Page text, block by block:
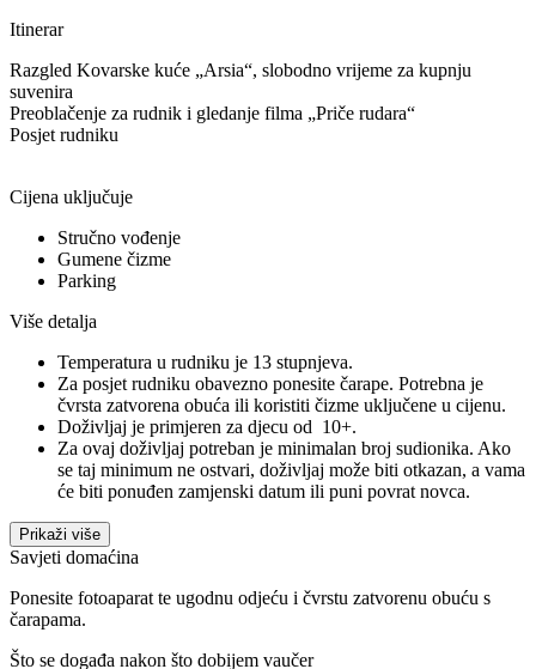
Itinerar
Razgled Kovarske kuće „Arsia“, slobodno vrijeme za kupnju
suvenira
Preoblačenje za rudnik i gledanje filma „Priče rudara“
Posjet rudniku
Cijena uključuje
Stručno vođenje
Gumene čizme
Parking
Više detalja
Temperatura u rudniku je 13 stupnjeva.
Za posjet rudniku obavezno ponesite čarape. Potrebna je
čvrsta zatvorena obuća ili koristiti čizme uključene u cijenu.
Doživljaj je primjeren za djecu od 10+.
Za ovaj doživljaj potreban je minimalan broj sudionika. Ako
se taj minimum ne ostvari, doživljaj može biti otkazan, a vama
će biti ponuđen zamjenski datum ili puni povrat novca.
Prikaži više
Savjeti domaćina
Ponesite fotoaparat te ugodnu odjeću i čvrstu zatvorenu obuću s
čarapama.
Što se događa nakon što dobijem vaučer